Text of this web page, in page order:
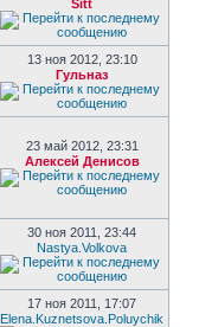
Sitt
13 ноя 2012, 23:10
Гульназ
23 май 2012, 23:31
Алексей Денисов
30 ноя 2011, 23:44
Nastya.Volkova
17 ноя 2011, 17:07
Elena.Kuznetsova.Poluychik